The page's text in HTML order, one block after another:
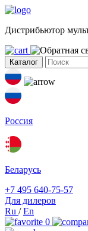
Дистрибьютор
Каталог
Россия
Беларусь
+7 495 640-75-57
Для дилеров
Ru /En
0